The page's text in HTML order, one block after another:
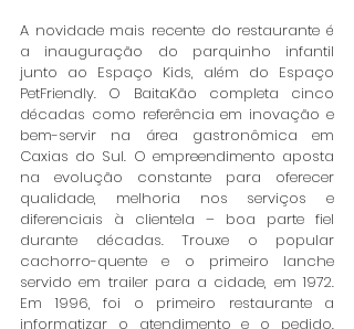
A novidade mais recente do restaurante é
a inauguração do parquinho infantil
junto ao Espaço Kids, além do Espaço
PetFriendly. O BaitaKão completa cinco
décadas como referência em inovação e
bem-servir na área gastronômica em
Caxias do Sul. O empreendimento aposta
na evolução constante para oferecer
qualidade, melhoria nos serviços e
diferenciais à clientela – boa parte fiel
durante décadas. Trouxe o popular
cachorro-quente e o primeiro lanche
servido em trailer para a cidade, em 1972.
Em 1996, foi o primeiro restaurante a
informatizar o atendimento e o pedido.